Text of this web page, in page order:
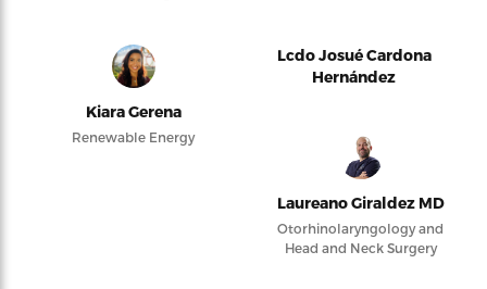
Kiara Gerena
Renewable Energy
Lcdo Josué Cardona
Hernández
Laureano Giraldez MD
Otorhinolaryngology and
Head and Neck Surgery